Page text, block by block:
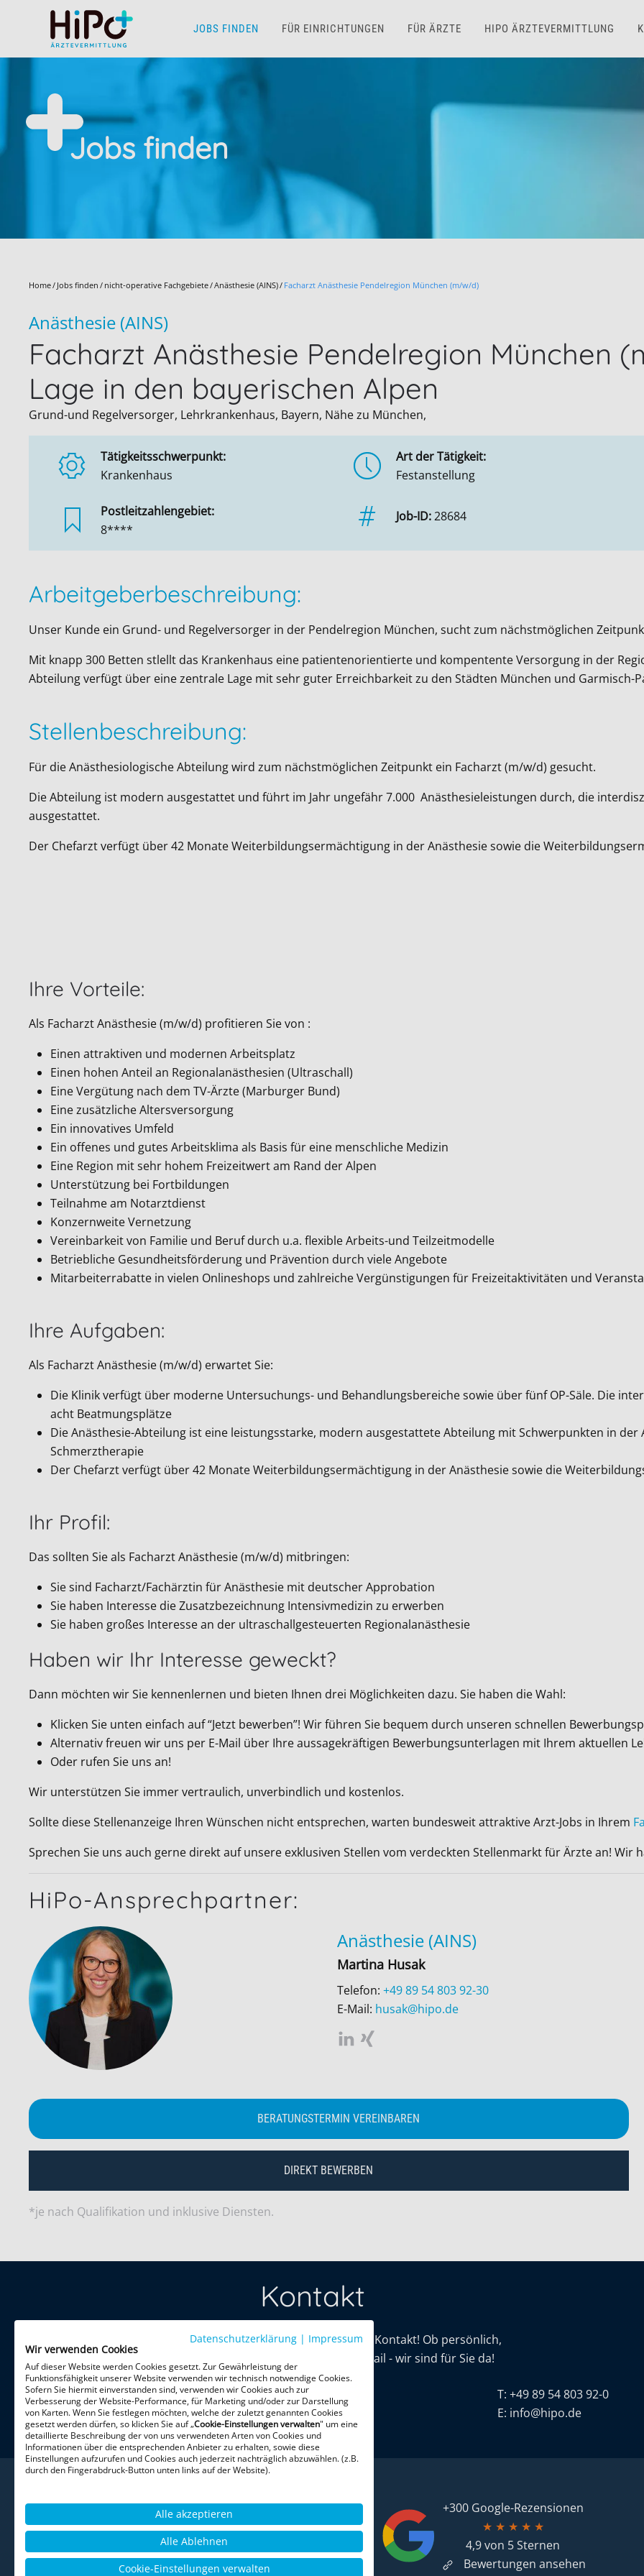
Skip to main content JOBS FINDEN FÜR EINRICHTUNGEN FÜR ÄRZTE HIPO ÄRZTEVERMITTLUNG
Jobs finden
Home Jobs finden nicht-operative Fachgebiete Anästhesie (AINS) Facharzt Anästhesie Pendelregion München (m/w/d)
Anästhesie (AINS)
Facharzt Anästhesie Pendelregion München
Lage in den bayerischen Alpen
Grund-und Regelversorger, Lehrkrankenhaus, Bayern, Nähe zu München,
Tätigkeitsschwerpunkt:
Krankenhaus
Art der Tätigkeit:
Festanstellung
Postleitzahlengebiet:
8****
Job-ID:28684
Arbeitgeberbeschreibung:
Unser Kunde ein Grund- und Regelversorger in der Pendelregion München, sucht zum nächstmöglichen
Mit knapp 300 Betten stlellt das Krankenhaus eine patientenorientierte und kompentente Versorgung in der
Abteilung verfügt über eine zentrale Lage mit sehr guter Erreichbarkeit zu den Städten München und Garmisch-
Stellenbeschreibung:
Für die Anästhesiologische Abteilung wird zum nächstmöglichen Zeitpunkt ein Facharzt (m/w/d) gesucht.
Die Abteilung ist modern ausgestattet und führt im Jahr ungefähr 7.000 Anästhesieleistungen durch, die
ausgestattet.
Der Chefarzt verfügt über 42 Monate Weiterbildungsermächtigung in der Anästhesie sowie die
Ihre Vorteile:
Als Facharzt Anästhesie (m/w/d) profitieren Sie von :
Einen attraktiven und modernen Arbeitsplatz
Einen hohen Anteil an Regionalanästhesien (Ultraschall)
Eine Vergütung nach dem TV-Ärzte (Marburger Bund)
Eine zusätzliche Altersversorgung
Ein innovatives Umfeld
Ein offenes und gutes Arbeitsklima als Basis für eine menschliche Medizin
Eine Region mit sehr hohem Freizeitwert am Rand der Alpen
Unterstützung bei Fortbildungen
Teilnahme am Notarztdienst
Konzernweite Vernetzung
Vereinbarkeit von Familie und Beruf durch u.a. flexible Arbeits-und Teilzeitmodelle
Betriebliche Gesundheitsförderung und Prävention durch viele Angebote
Mitarbeiterrabatte in vielen Onlineshops und zahlreiche Vergünstigungen für Freizeitaktivitäten und
Ihre Aufgaben:
Als Facharzt Anästhesie (m/w/d) erwartet Sie:
Die Klinik verfügt über moderne Untersuchungs- und Behandlungsbereiche sowie über fünf OP-Säle. Die
acht Beatmungsplätze
Die Anästhesie-Abteilung ist eine leistungsstarke, modern ausgestattete Abteilung mit Schwerpunkten in
Schmerztherapie
Der Chefarzt verfügt über 42 Monate Weiterbildungsermächtigung in der Anästhesie sowie die
Ihr Profil:
Das sollten Sie als Facharzt Anästhesie (m/w/d) mitbringen:
Sie sind Facharzt/Fachärztin für Anästhesie mit deutscher Approbation
Sie haben Interesse die Zusatzbezeichnung Intensivmedizin zu erwerben
Sie haben großes Interesse an der ultraschallgesteuerten Regionalanästhesie
Haben wir Ihr Interesse geweckt?
Dann möchten wir Sie kennenlernen und bieten Ihnen drei Möglichkeiten dazu. Sie haben die Wahl:
Klicken Sie unten einfach auf “Jetzt bewerben”! Wir führen Sie bequem durch unseren schnellen
Alternativ freuen wir uns per E-Mail über Ihre aussagekräftigen Bewerbungsunterlagen mit Ihrem aktuellen
Oder rufen Sie uns an!
Wir unterstützen Sie immer vertraulich, unverbindlich und kostenlos.
Sollte diese Stellenanzeige Ihren Wünschen nicht entsprechen, warten bundesweit attraktive Arzt-Jobs in Ihrem
Sprechen Sie uns auch gerne direkt auf unsere exklusiven Stellen vom verdeckten Stellenmarkt für Ärzte an! Wir
HiPo-Ansprechpartner:
Anästhesie (AINS)
Martina Husak
Telefon:+49 89 54 803 92-30
E-Mail: husak@hipo.de
BERATUNGSTERMIN VEREINBAREN
DIREKT BEWERBEN
*je nach Qualifikation und inklusive Diensten.
Kontakt
Treten Sie mit uns in Kontakt! Ob persönlich,
per Telefon oder E-Mail - wir sind für Sie da!
HiPo Executive
Theatinerstr. 16
80333 München
T: +49 89 54 803 92-0
E: info@hipo.de
Datenschutz AGB Impressum
+300 Google-Rezensionen
★ ★ ★ ★ ★
4,9 von 5 Sternen
Bewertungen ansehen
Datenschutzerklärung | Impressum
Wir verwenden Cookies
Auf dieser Website werden Cookies gesetzt. Zur Gewährleistung der
Funktionsfähigkeit unserer Website verwenden wir technisch notwendige Cookies.
Sofern Sie hiermit einverstanden sind, verwenden wir Cookies auch zur
Verbesserung der Website-Performance, für Marketing und/oder zur Darstellung
von Karten. Wenn Sie festlegen möchten, welche der zuletzt genannten Cookies
gesetzt werden dürfen, so klicken Sie auf „Cookie-Einstellungen verwalten" um eine
detaillierte Beschreibung der von uns verwendeten Arten von Cookies und
Informationen über die entsprechenden Anbieter zu erhalten, sowie diese
Einstellungen aufzurufen und Cookies auch jederzeit nachträglich abzuwählen. (z.B.
durch den Fingerabdruck-Button unten links auf der Website).
Alle akzeptieren
Alle Ablehnen
Cookie-Einstellungen verwalten